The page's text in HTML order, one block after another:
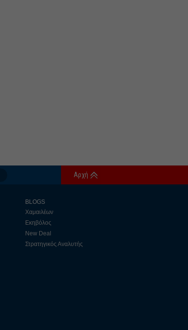
Αρχή
BLOGS
Χαμαιλέων
Εκηβόλος
New Deal
Στρατηγικός Αναλυτής